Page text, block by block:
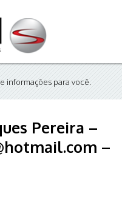
informações para você.
Pereira –
–